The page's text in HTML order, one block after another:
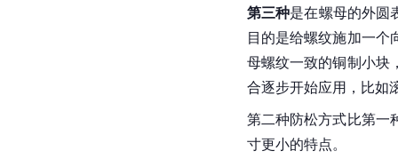
第三种是在螺母的外圆
目的是给螺纹施加一个
母螺纹一致的铜制小块
合逐步开始应用，比如
第二种防松方式比第一
寸更小的特点。